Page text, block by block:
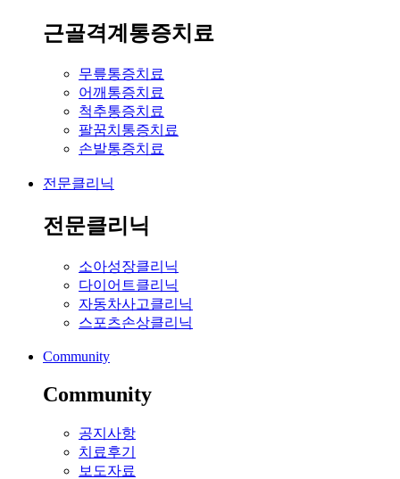
근골격계통증치료
무릎통증치료
어깨통증치료
척추통증치료
팔꿈치통증치료
손발통증치료
전문클리닉
전문클리닉
소아성장클리닉
다이어트클리닉
자동차사고클리닉
스포츠손상클리닉
Community
Community
공지사항
치료후기
보도자료